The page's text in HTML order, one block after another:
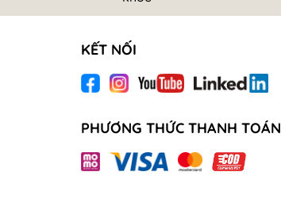
KẾT NỐI
PHƯƠNG THỨC THANH TOÁN